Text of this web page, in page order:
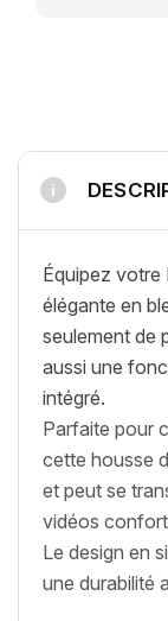
i
Équipez
élégante en
seulement de
aussi une
intégré.
Parfaite pour
cette housse
et peut se
vidéos
Le design en
une durabilité